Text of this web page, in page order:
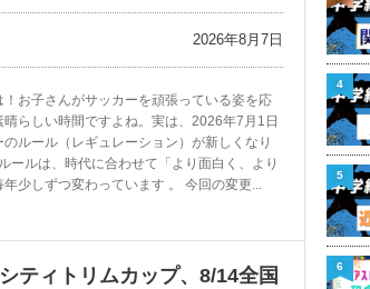
2026年8月7日
お子さんがサッカーを頑張っている姿を応
らしい時間ですよね。実は、2026年7月1日
ルール（レギュレーション）が新しくなり
ールは、時代に合わせて「より面白く、より
少しずつ変わっています 。 今回の変更...
ティトリムカップ、8/14全国
4
5
6